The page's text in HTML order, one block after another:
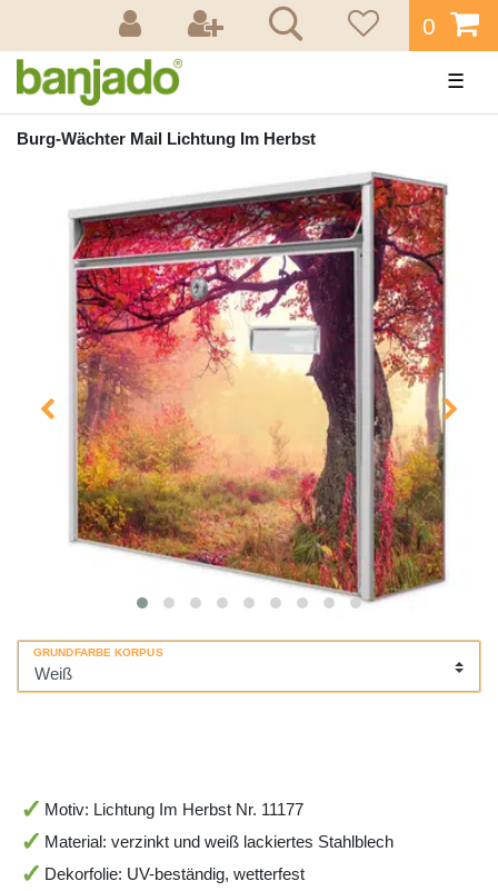
0
☰
Burg-Wächter Mail Lichtung Im Herbst
GRUNDFARBE KORPUS
Motiv: Lichtung Im Herbst Nr. 11177
Material: verzinkt und weiß lackiertes Stahlblech
Dekorfolie: UV-beständig, wetterfest